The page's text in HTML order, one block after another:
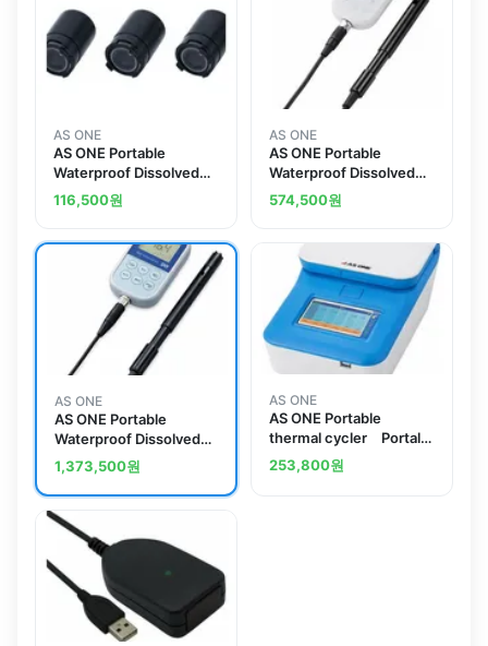
AS ONE
AS ONE Portable
Waterproof Dissolved
Oxygen Meter
Replacement
503 DO-503
116,500원
AS ONE
AS ONE Portable
Waterproof Dissolved
Oxygen Meter
Replacement
574,500원
AS ONE
AS ONE Portable
Waterproof Dissolved
Oxygen Meter AS720
1,373,500원
AS ONE
AS ONE Portable
thermal cycler Portal-
C
253,800원